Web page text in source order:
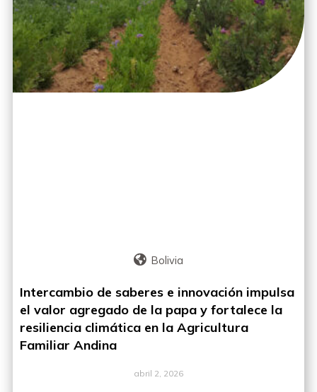
Bolivia
Intercambio de saberes e innovación impulsa
el valor agregado de la papa y fortalece la
resiliencia climática en la Agricultura
Familiar Andina
abril 2, 2026